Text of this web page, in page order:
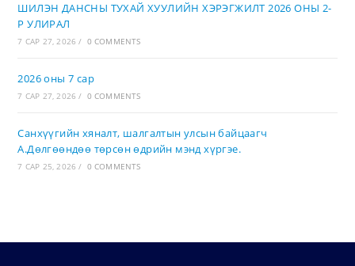
ШИЛЭН ДАНСНЫ ТУХАЙ ХУУЛИЙН ХЭРЭГЖИЛТ 2026 ОНЫ 2-
Р УЛИРАЛ
7 САР 27, 2026 / 0 COMMENTS
2026 оны 7 сар
7 САР 27, 2026 / 0 COMMENTS
Санхүүгийн хяналт, шалгалтын улсын байцаагч
А.Дөлгөөндөө төрсөн өдрийн мэнд хүргэе.
7 САР 25, 2026 / 0 COMMENTS